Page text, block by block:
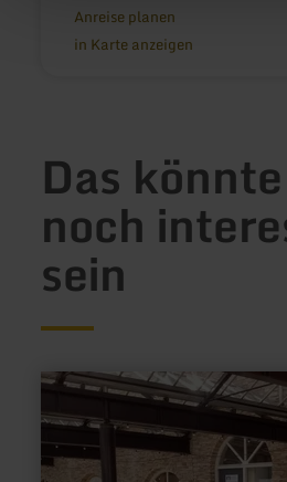
Anreise planen
in Karte anzeigen
Das
noch
sein
mehr
erfahren
zu:
eifelRAD
Pedelec-
Vermietung